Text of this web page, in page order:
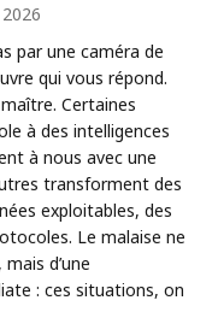
par une caméra de
qui vous répond.
Certaines
à des intelligences
à nous avec une
transforment des
exploitables, des
Le malaise ne
d’une
: ces situations, on